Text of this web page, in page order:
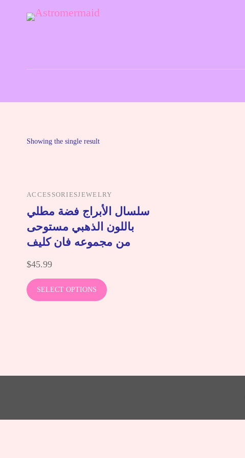
Showing the single result
ACCESSORIESJEWELRY
سلسال الأبراج فضة مطلي
باللون الذهبي مستوحى
من مجموعه فان كليف
$45.99
SELECT OPTIONS